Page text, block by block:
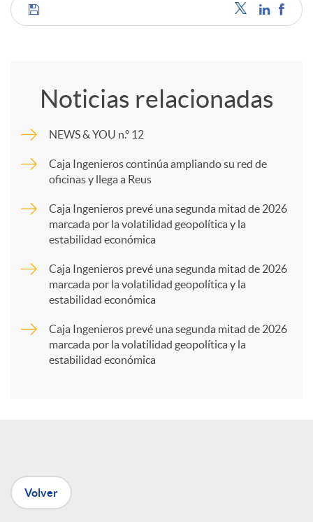
C
p
a
n
Noticias relacionadas
NEWS & YOU n.º 12
Caja Ingenieros continúa ampliando su red de
oficinas y llega a Reus
Caja Ingenieros prevé una segunda mitad de 2026
marcada por la volatilidad geopolítica y la
estabilidad económica
Caja Ingenieros prevé una segunda mitad de 2026
marcada por la volatilidad geopolítica y la
estabilidad económica
Caja Ingenieros prevé una segunda mitad de 2026
marcada por la volatilidad geopolítica y la
estabilidad económica
Volver